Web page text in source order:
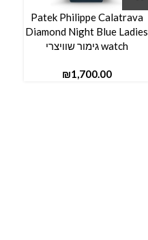
Patek Philippe Calatrava
Diamond Night Blue Ladies
watch גימור שוויצרי
₪